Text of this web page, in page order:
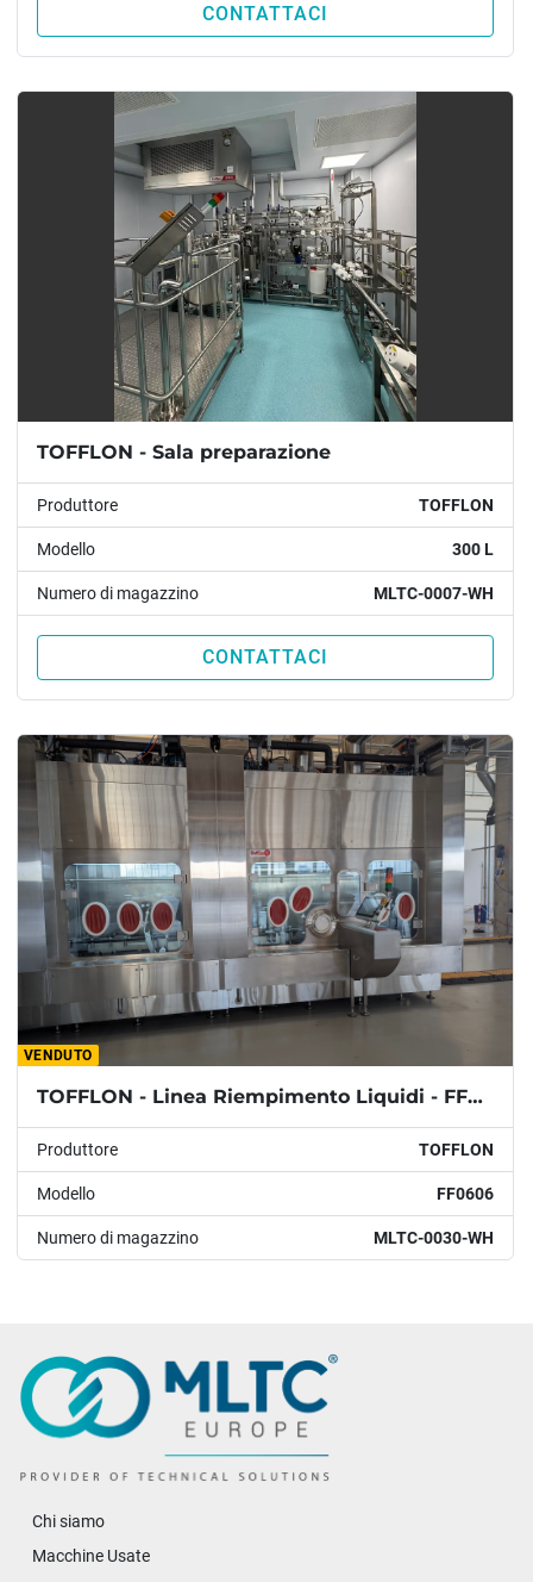
CONTATTACI
TOFFLON - Sala preparazione
Produttore TOFFLON
Modello 300 L
Numero di magazzino MLTC-0007-WH
CONTATTACI
VENDUTO
TOFFLON - Linea Riempimento Liquidi - FF0606
Produttore TOFFLON
Modello FF0606
Numero di magazzino MLTC-0030-WH
Chi siamo
Macchine Usate